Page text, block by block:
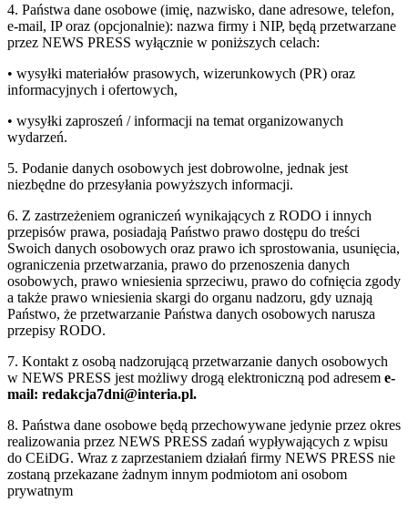
4. Państwa dane osobowe (imię, nazwisko, dane adresowe, telefon,
e-mail, IP oraz (opcjonalnie): nazwa firmy i NIP, będą przetwarzane
przez NEWS PRESS wyłącznie w poniższych celach:
• wysyłki materiałów prasowych, wizerunkowych (PR) oraz
informacyjnych i ofertowych,
• wysyłki zaproszeń / informacji na temat organizowanych
wydarzeń.
5. Podanie danych osobowych jest dobrowolne, jednak jest
niezbędne do przesyłania powyższych informacji.
6. Z zastrzeżeniem ograniczeń wynikających z RODO i innych
przepisów prawa, posiadają Państwo prawo dostępu do treści
Swoich danych osobowych oraz prawo ich sprostowania, usunięcia,
ograniczenia przetwarzania, prawo do przenoszenia danych
osobowych, prawo wniesienia sprzeciwu, prawo do cofnięcia zgody
a także prawo wniesienia skargi do organu nadzoru, gdy uznają
Państwo, że przetwarzanie Państwa danych osobowych narusza
przepisy RODO.
7. Kontakt z osobą nadzorującą przetwarzanie danych osobowych
w NEWS PRESS jest możliwy drogą elektroniczną pod adresem e-
mail: redakcja7dni@interia.pl.
8. Państwa dane osobowe będą przechowywane jedynie przez okres
realizowania przez NEWS PRESS zadań wypływających z wpisu
do CEiDG. Wraz z zaprzestaniem działań firmy NEWS PRESS nie
zostaną przekazane żadnym innym podmiotom ani osobom
prywatnym